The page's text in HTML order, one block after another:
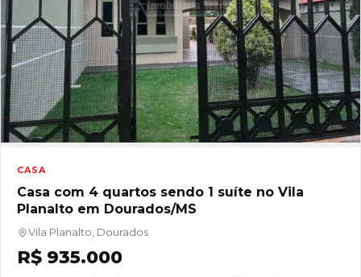
CASA
Casa com 4 quartos sendo 1 suíte no Vila
Planalto em Dourados/MS
Vila Planalto, Dourados
R$ 935.000